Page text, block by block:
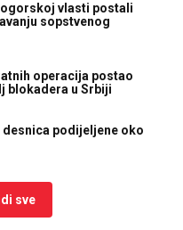
vlasti postali
sopstvenog
operacija postao
blokadera u Srbiji
desnica podijeljene oko
sve